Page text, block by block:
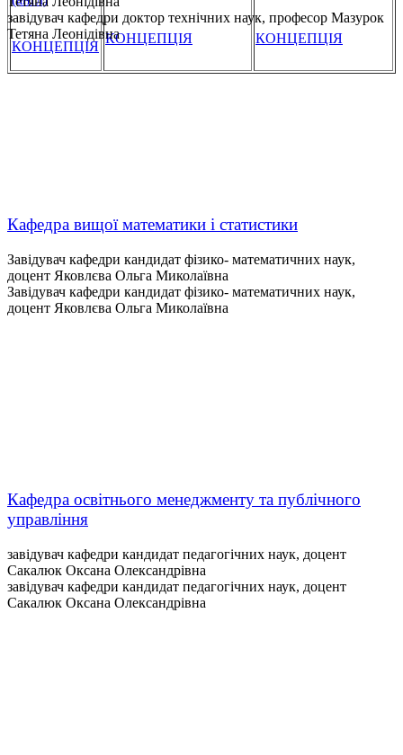
КОНЦЕПЦІЯ
КОНЦЕПЦІЯ КОНЦЕПЦІЯ
завідувач кафедри доктор технічних наук, професор Мазурок
Тетяна Леонідівна
Кафедра вищої математики і статистики
Завідувач кафедри кандидат фізико- математичних наук,
доцент Яковлєва Ольга Миколаївна
Завідувач кафедри кандидат фізико- математичних наук,
доцент Яковлєва Ольга Миколаївна
Кафедра освітнього менеджменту та публічного
управління
завідувач кафедри кандидат педагогічних наук, доцент
Сакалюк Оксана Олександрівна
завідувач кафедри кандидат педагогічних наук, доцент
Сакалюк Оксана Олександрівна